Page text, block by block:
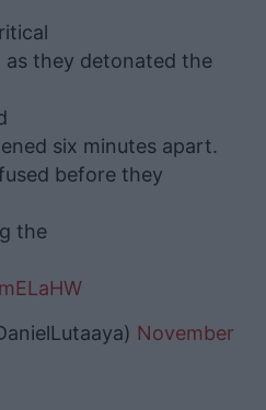
they detonated the
six minutes apart.
before they
the
November